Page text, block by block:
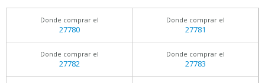
Donde comprar el
27780
Donde comprar el
27781
Donde comprar el
27782
Donde comprar el
27783